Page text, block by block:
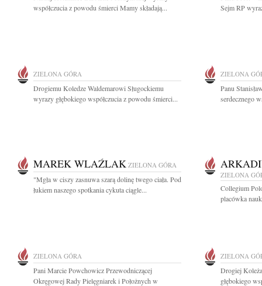
współczucia z powodu śmierci Mamy składają...
Sejm RP
ZIELONA GÓRA
Drogiemu Koledze Waldemarowi Sługockiemu
wyrazy głębokiego współczucia z powodu śmierci...
ZIELONA
Panu
serdecznego
MAREK WLAŹLAK ZIELONA GÓRA
"Mgła w ciszy zasnuwa szarą dolinę twego ciała. Pod
łukiem naszego spotkania cykuta ciągle...
ZIELONA
Collegium
placówka
ZIELONA GÓRA
Pani Marcie Powchowicz Przewodniczącej
Okręgowej Rady Pielęgniarek i Położnych w
ZIELONA
Drogiej
głębokiego